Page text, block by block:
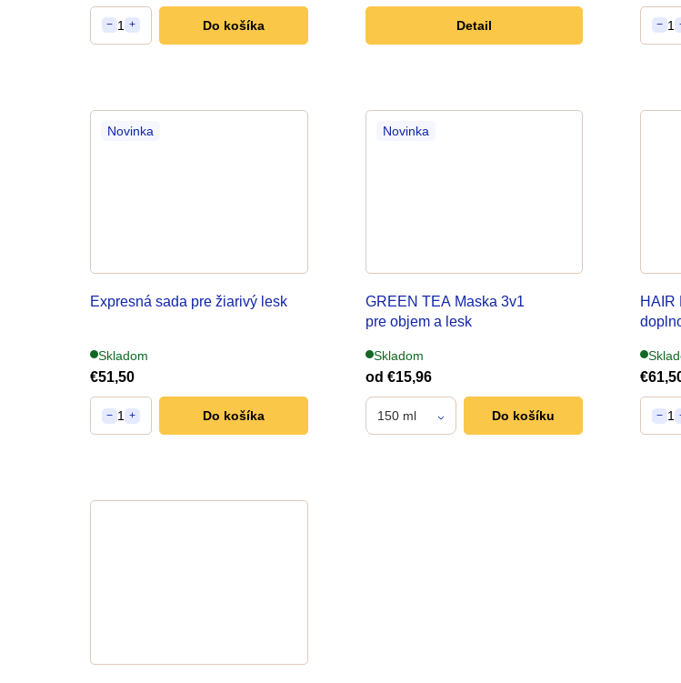
− 1 + Do košíka Detail − 1
Novinka
Expresná sada pre žiarivý lesk
Skladom
€51,50
− 1 + Do košíka
Novinka
GREEN TEA Maska 3v1
pre objem a lesk
Skladom
od €15,96
150 ml Do košíku
HAIR
− 1